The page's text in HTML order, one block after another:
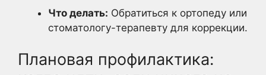
Что делать: Обратиться к ортопеду или
стоматологу-терапевту для коррекции.
Плановая профилактика: